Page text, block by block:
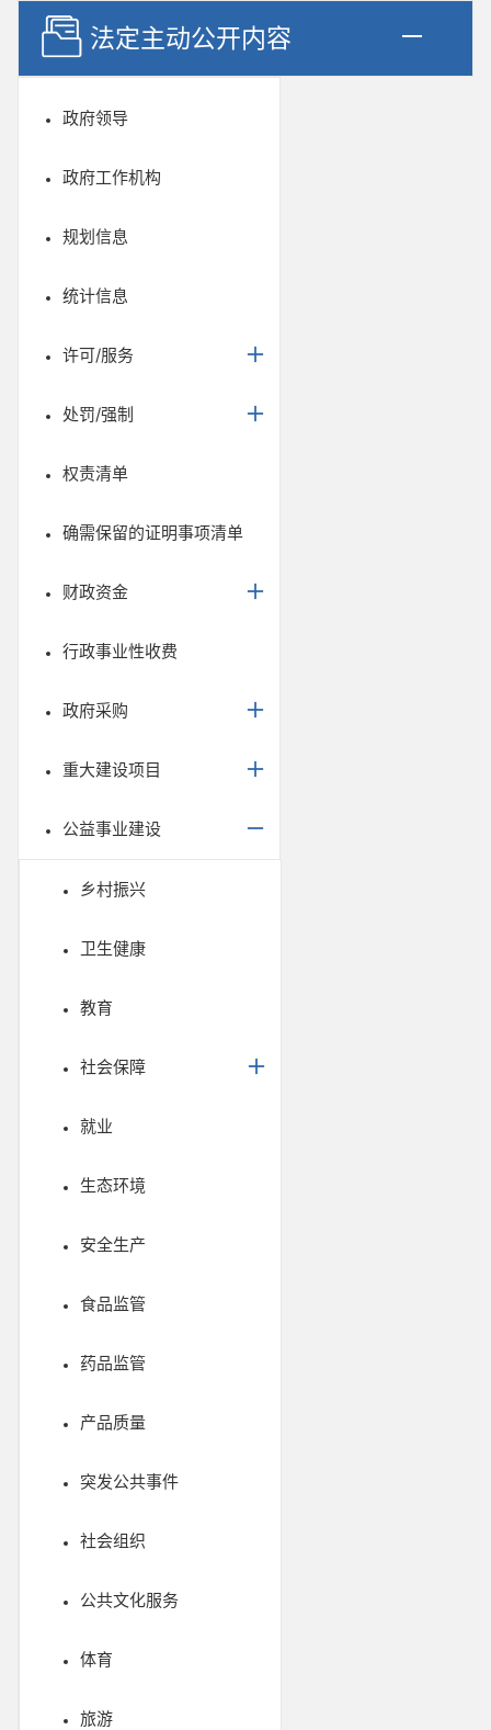
法定主动公开内容
政府领导
政府工作机构
规划信息
统计信息
许可/服务
处罚/强制
权责清单
确需保留的证明事项清单
财政资金
行政事业性收费
政府采购
重大建设项目
公益事业建设
乡村振兴
卫生健康
教育
社会保障
就业
生态环境
安全生产
食品监管
药品监管
产品质量
突发公共事件
社会组织
公共文化服务
体育
旅游